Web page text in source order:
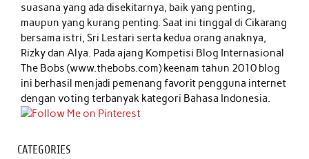
suasana yang ada disekitarnya, baik yang penting,
maupun yang kurang penting. Saat ini tinggal di Cikarang
bersama istri, Sri Lestari serta kedua orang anaknya,
Rizky dan Alya. Pada ajang Kompetisi Blog Internasional
The Bobs (www.thebobs.com) keenam tahun 2010 blog
ini berhasil menjadi pemenang favorit pengguna internet
dengan voting terbanyak kategori Bahasa Indonesia.
CATEGORIES